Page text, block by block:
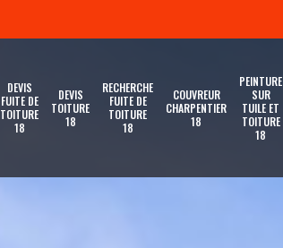
DEVIS
FUITE DE
TOITURE
18
DEVIS
TOITURE
18
RECHERCHE
FUITE DE
TOITURE
18
COUVREUR
CHARPENTIER
18
PEINTURE
SUR
TUILE ET
TOITURE
18